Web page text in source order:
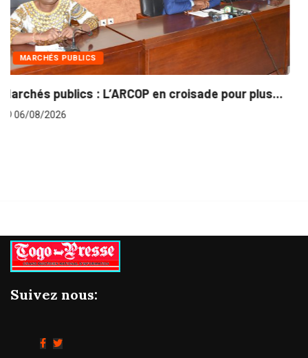
plus...
Gestion concertée et durable du Bassin
Suivez nous: